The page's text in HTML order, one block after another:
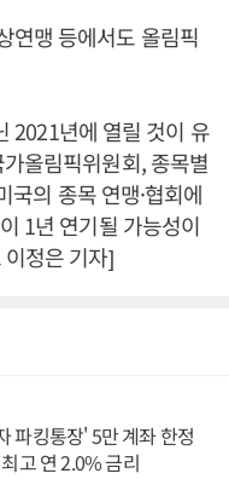
연맹 등에서도 올림픽
2021년에 열릴 것이 유
올림픽위원회, 종목별
국의 종목 연맹·협회에
1년 연기될 가능성이
정은 기자]
파킹통장' 5만 계좌 한정
고 연 2.0% 금리